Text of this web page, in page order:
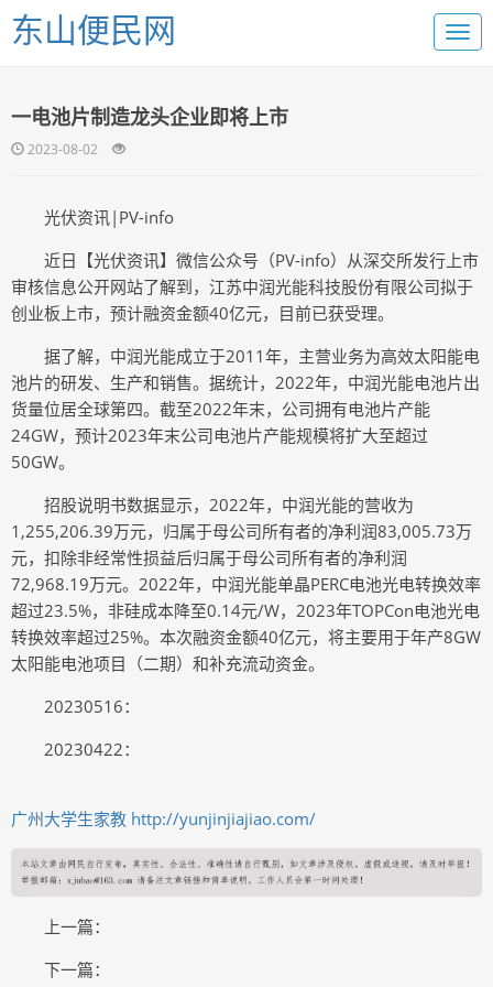
东山便民网
一电池片制造龙头企业即将上市
2023-08-02
光伏资讯|PV-info
近日【光伏资讯】微信公众号（PV-info）从深交所发行上市
审核信息公开网站了解到，江苏中润光能科技股份有限公司拟于
创业板上市，预计融资金额40亿元，目前已获受理。
据了解，中润光能成立于2011年，主营业务为高效太阳能电
池片的研发、生产和销售。据统计，2022年，中润光能电池片出
货量位居全球第四。截至2022年末，公司拥有电池片产能
24GW，预计2023年末公司电池片产能规模将扩大至超过
50GW。
招股说明书数据显示，2022年，中润光能的营收为
1,255,206.39万元，归属于母公司所有者的净利润83,005.73万
元，扣除非经常性损益后归属于母公司所有者的净利润
72,968.19万元。2022年，中润光能单晶PERC电池光电转换效率
超过23.5%，非硅成本降至0.14元/W，2023年TOPCon电池光电
转换效率超过25%。本次融资金额40亿元，将主要用于年产8GW
太阳能电池项目（二期）和补充流动资金。
20230516：
20230422：
广州大学生家教 http://yunjinjiajiao.com/
上一篇：
下一篇：